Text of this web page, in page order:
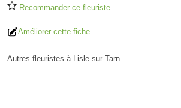
Recommander ce fleuriste
Améliorer cette fiche
Autres fleuristes à Lisle-sur-Tarn